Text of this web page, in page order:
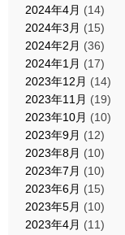
2024年4月 (14)
2024年3月 (15)
2024年2月 (36)
2024年1月 (17)
2023年12月 (14)
2023年11月 (19)
2023年10月 (10)
2023年9月 (12)
2023年8月 (10)
2023年7月 (10)
2023年6月 (15)
2023年5月 (10)
2023年4月 (11)